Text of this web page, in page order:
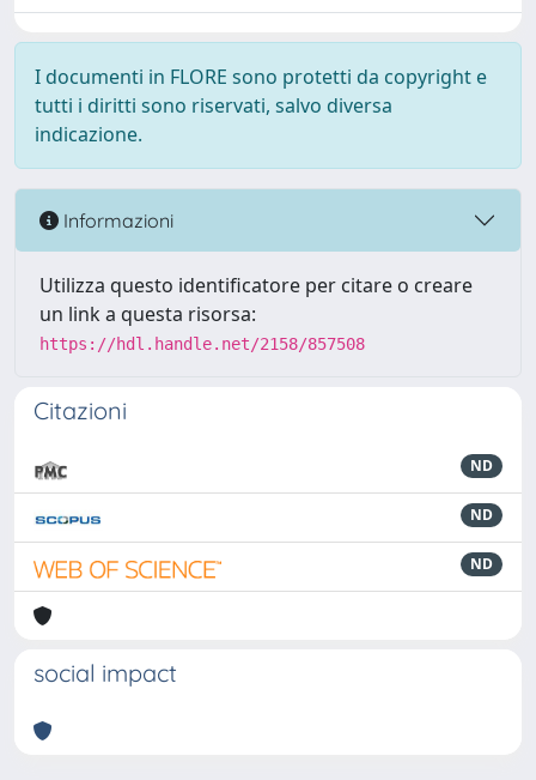
I documenti in FLORE sono protetti da copyright e
tutti i diritti sono riservati, salvo diversa
indicazione.
Informazioni
Utilizza questo identificatore per citare o creare
un link a questa risorsa:
https://hdl.handle.net/2158/857508
Citazioni
ND
ND
ND
social impact